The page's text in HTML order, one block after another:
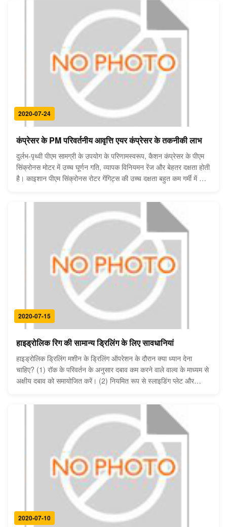
2020-07-24
कंप्रेसर के PM परिवर्तनीय आवृत्ति एयर कंप्रेसर के तकनीकी लाभ
दुर्लभ-पृथ्वी पीएम सामग्री के उपयोग के परिणामस्वरूप, कैशन कंप्रेसर के पीएम
सिंक्रोनस मोटर में उच्च घूर्णन गति, व्यापक विनियमन रेंज और बेहतर दक्षता होती
है। काइशान पीएम सिंक्रोनस रोटर गेंगिट्स की उच्च दक्षता बहुत कम गर्मी में ही
उ...
2020-07-15
हाइड्रोलिक रिग की सामान्य ड्रिलिंग के लिए सावधानियां
हाइड्रोलिक ड्रिलिंग मशीन के ड्रिलिंग ऑपरेशन के दौरान क्या ध्यान देना
चाहिए? (1) रॉक के परिवर्तन के अनुसार दबाव कम करने वाले वाल्व के माध्यम से
अक्षीय दबाव को समायोजित करें। (2) नियमित रूप से स्लाइडिंग प्लेट और
ड्रिलिंग और समस्...
2020-07-10